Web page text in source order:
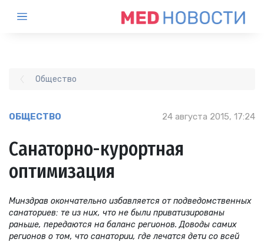
Общество
ОБЩЕСТВО 24 августа 2015, 17:24
Санаторно-курортная
оптимизация
Минздрав окончательно избавляется от подведомственных
санаториев: те из них, что не были приватизированы
раньше, передаются на баланс регионов. Доводы самих
регионов о том, что санатории, где лечатся дети со всей